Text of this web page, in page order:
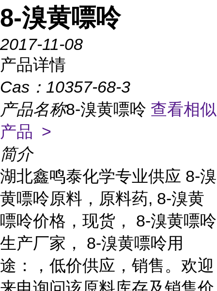
8-溴黄嘌呤
2017-11-08
产品详情
Cas： 10357-68-3
产品名称8-溴黄嘌呤 查看相似
产品 >
简介
湖北鑫鸣泰化学专业供应 8-溴
黄嘌呤原料，原料药, 8-溴黄
嘌呤价格，现货， 8-溴黄嘌呤
生产厂家， 8-溴黄嘌呤用
途：，低价供应，销售。欢迎